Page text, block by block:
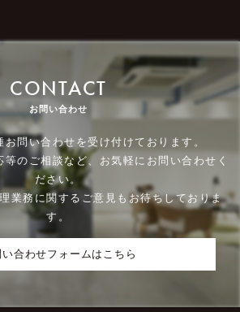
CONTACT
お問い合わせ
問い合わせを受け付けております。
のご相談など、お気軽にお問い合わせく
ださい。
業務に関するご意見もお待ちしておりま
す。
い合わせフォームはこちら